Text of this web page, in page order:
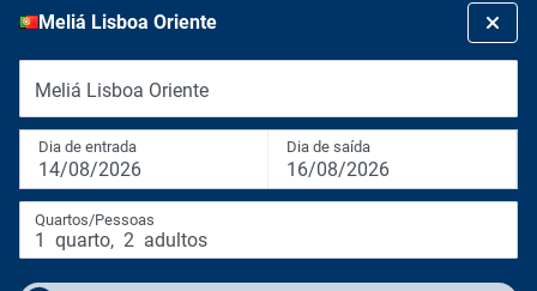
Meliá Lisboa Oriente
Meliá Lisboa Oriente
Dia de entrada
14/08/2026
Dia de saída
16/08/2026
Quartos/Pessoas
1 quarto, 2 adultos